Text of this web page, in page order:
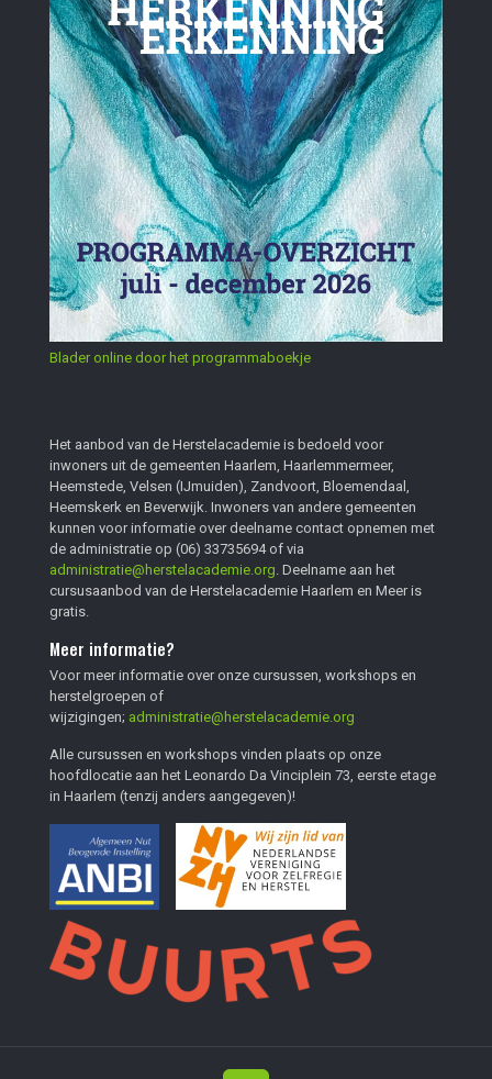
Blader online door het programmaboekje
Het aanbod van de Herstelacademie is bedoeld voor
inwoners uit de gemeenten Haarlem, Haarlemmermeer,
Heemstede, Velsen (IJmuiden), Zandvoort, Bloemendaal,
Heemskerk en Beverwijk. Inwoners van andere gemeenten
kunnen voor informatie over deelname contact opnemen met
de administratie op (06) 33735694of via
administratie@herstelacademie.org. Deelname aan het
cursusaanbod van de Herstelacademie Haarlem en Meer is
gratis.
Meer informatie?
Voor meer informatie over onze cursussen, workshops en
herstelgroepen of
wijzigingen; administratie@herstelacademie.org
Alle cursussen en workshops vinden plaats op onze
hoofdlocatie aan het Leonardo Da Vinciplein 73, eerste etage
in Haarlem (tenzij anders aangegeven)!